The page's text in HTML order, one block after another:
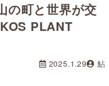
の町と世界が交
PLANT
2025.1.29 鮎